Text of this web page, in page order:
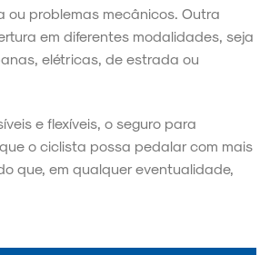
ou problemas mecânicos. Outra
em diferentes modalidades, seja
elétricas, de estrada ou
e flexíveis, o seguro para
o ciclista possa pedalar com mais
que, em qualquer eventualidade,